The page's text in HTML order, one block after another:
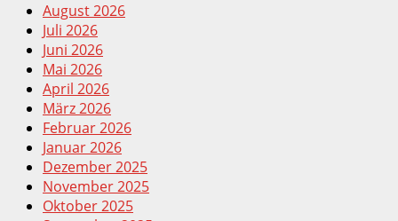
August 2026
Juli 2026
Juni 2026
Mai 2026
April 2026
März 2026
Februar 2026
Januar 2026
Dezember 2025
November 2025
Oktober 2025